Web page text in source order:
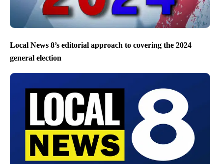
Local News 8’s editorial approach to covering the 2024
general election